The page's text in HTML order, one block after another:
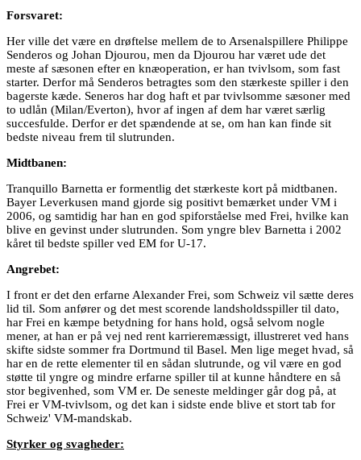
Forsvaret:
Her ville det være en drøftelse mellem de to Arsenalspillere Philippe
Senderos og Johan Djourou, men da Djourou har været ude det
meste af sæsonen efter en knæoperation, er han tvivlsom, som fast
starter. Derfor må Senderos betragtes som den stærkeste spiller i den
bagerste kæde. Seneros har dog haft et par tvivlsomme sæsoner med
to udlån (Milan/Everton), hvor af ingen af dem har været særlig
succesfulde. Derfor er det spændende at se, om han kan finde sit
bedste niveau frem til slutrunden.
Midtbanen:
Tranquillo Barnetta er formentlig det stærkeste kort på midtbanen.
Bayer Leverkusen mand gjorde sig positivt bemærket under VM i
2006, og samtidig har han en god spiforståelse med Frei, hvilke kan
blive en gevinst under slutrunden. Som yngre blev Barnetta i 2002
kåret til bedste spiller ved EM for U-17.
Angrebet:
I front er det den erfarne Alexander Frei, som Schweiz vil sætte deres
lid til. Som anfører og det mest scorende landsholdsspiller til dato,
har Frei en kæmpe betydning for hans hold, også selvom nogle
mener, at han er på vej ned rent karrieremæssigt, illustreret ved hans
skifte sidste sommer fra Dortmund til Basel. Men lige meget hvad, så
har en de rette elementer til en sådan slutrunde, og vil være en god
støtte til yngre og mindre erfarne spiller til at kunne håndtere en så
stor begivenhed, som VM er. De seneste meldinger går dog på, at
Frei er VM-tvivlsom, og det kan i sidste ende blive et stort tab for
Schweiz' VM-mandskab.
Styrker og svagheder: